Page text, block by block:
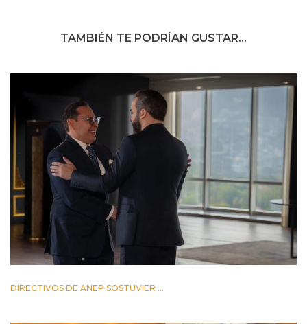
TAMBIÉN TE PODRÍAN GUSTAR...
DIRECTIVOS DE ANEP SOSTUVIER ...